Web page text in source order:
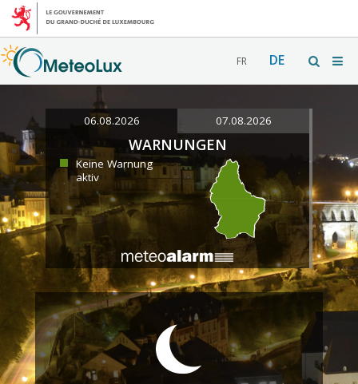
FR DE
06.08.2026 07.08.2026
WARNUNGEN
Keine Warnung
aktiv